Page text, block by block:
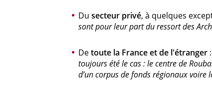
Du secteur privé, à quelques
sont pour leur part du ressort des
Detoute la France et de l'étranger
toujours été le cas : le centre de
d’un corpus de fonds régionaux voire